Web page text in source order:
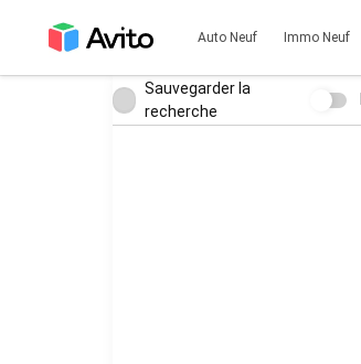
Auto Neuf Immo Neuf
Sauvegarder la
recherche